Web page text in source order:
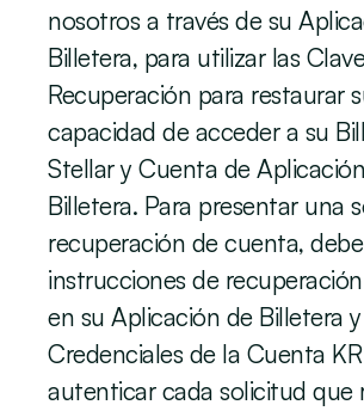
nosotros a través de su
Billetera, para utilizar las
Recuperación para restaurar
capacidad de acceder a su
Stellar y Cuenta de
Billetera. Para presentar una
recuperación de cuenta,
instrucciones de
en su Aplicación de Billetera
Credenciales de la Cuenta
autenticar cada solicitud que